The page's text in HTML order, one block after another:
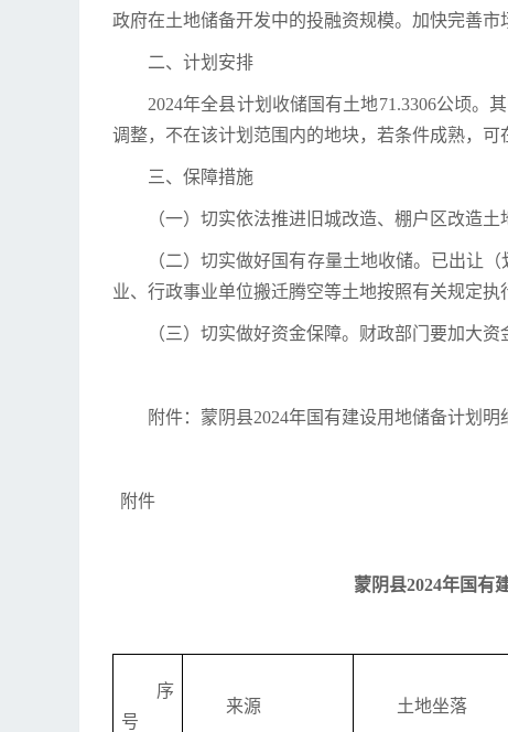
政府在土地储备开发中的投融资规模。加快完善
二、计划安排
2024年全县计划收储国有土地71.3306公顷。
调整，不在该计划范围内的地块，若条件成熟，可
三、保障措施
（一）切实依法推进旧城改造、棚户区改造
（二）切实做好国有存量土地收储。已出让
业、行政事业单位搬迁腾空等土地按照有关规定执
（三）切实做好资金保障。财政部门要加大
附件：蒙阴县2024年国有建设用地储备计划明
附件
蒙阴县2024年国有
序
号
来源 土地坐落